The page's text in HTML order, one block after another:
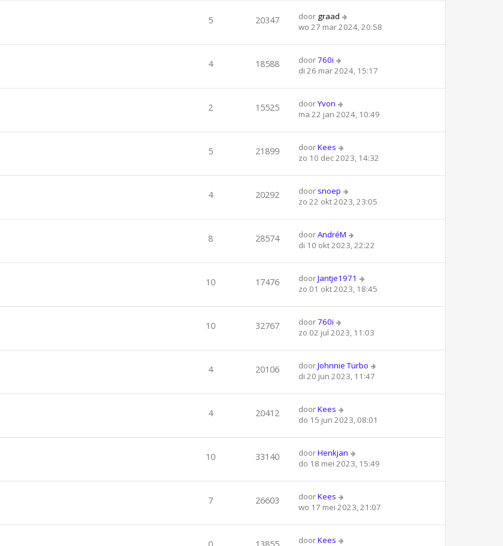
5 20347 door graad
wo 27 mar 2024, 20:58
4 18588 door760i
di 26 mar 2024, 15:17
2 15525 doorYvon
ma 22 jan 2024, 10:49
5 21899 doorKees
zo 10 dec 2023, 14:32
4 20292 door snoep
zo 22 okt 2023, 23:05
8 28574 doorAndréM
di 10 okt 2023, 22:22
10 17476 doorJantje1971
zo 01 okt 2023, 18:45
10 32767 door760i
zo 02 jul 2023, 11:03
4 20106 doorJohnnie Turbo
di 20 jun 2023, 11:47
4 20412 doorKees
do 15 jun 2023, 08:01
10 33140 doorHenkjan
do 18 mei 2023, 15:49
7 26603 doorKees
wo 17 mei 2023, 21:07
doorKees